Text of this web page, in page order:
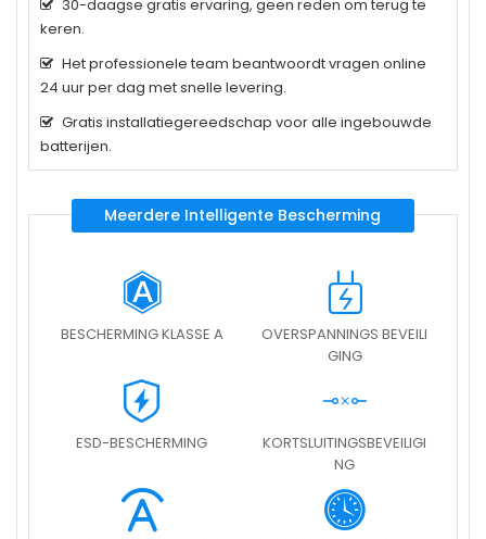
30-daagse gratis ervaring, geen reden om terug te
keren.
Het professionele team beantwoordt vragen online
24 uur per dag met snelle levering.
Gratis installatiegereedschap voor alle ingebouwde
batterijen.
Meerdere Intelligente Bescherming
BESCHERMING KLASSE A
OVERSPANNINGS BEVEILI
GING
ESD-BESCHERMING
KORTSLUITINGSBEVEILIGI
NG